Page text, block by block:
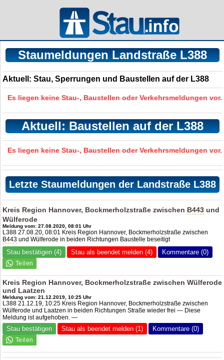
Staumeldungen Landstraße L388
Aktuell: Stau, Sperrungen und Baustellen auf der L388
Es liegen keine Stau-, Baustellen oder Verkehrsmeldungen vor.
Aktuell: Baustellen auf der L388
Es liegen keine Stau-, Baustellen oder Verkehrsmeldungen vor.
Letzte Staumeldungen der Landstraße L388
Kreis Region Hannover, Bockmerholzstraße zwischen B443 und
Wülferode
Meldung vom: 27.08.2020, 08:01 Uhr
L388 27.08.20, 08:01 Kreis Region Hannover, Bockmerholzstraße zwischen
B443 und Wülferode in beiden Richtungen Baustelle beseitigt
Stau bestätigen (4) Stau als beendet melden (4) Kommentare (0)
Kreis Region Hannover, Bockmerholzstraße zwischen Wülferode
und Laatzen
Meldung vom: 21.12.2019, 10:25 Uhr
L388 21.12.19, 10:25 Kreis Region Hannover, Bockmerholzstraße zwischen
Wülferode und Laatzen in beiden Richtungen Straße wieder frei — Diese
Meldung ist aufgehoben. —
Stau bestätigen Stau als beendet melden (1) Kommentare (0)